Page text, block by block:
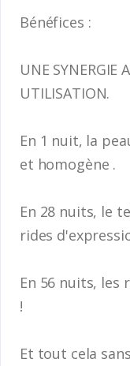
Bénéfices :
UNE SYNERGIE
UTILISATION.
En 1 nuit, la
et homogène .
En 28 nuits, le
rides
En 56 nuits,
!
Et tout cela